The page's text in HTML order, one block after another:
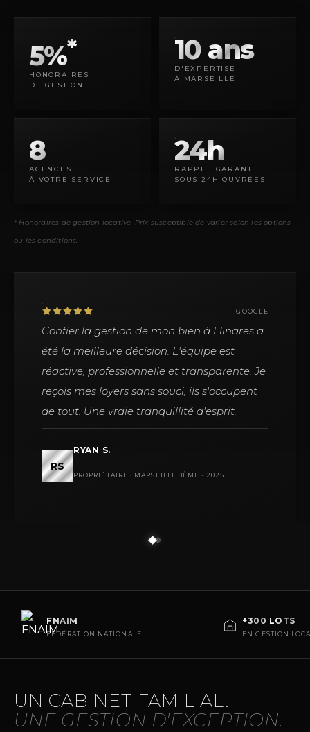
5%*
HONORAIRES
DE GESTION
10 ans
D'EXPERTISE
À MARSEILLE
8
AGENCES
À VOTRE SERVICE
24h
RAPPEL GARANTI
SOUS 24H OUVRÉES
* Honoraires de gestion locative. Prix susceptible de varier selon les options
ou les conditions.
GOOGLE
Confier la gestion de mon bien à Llinares a
été la meilleure décision. L'équipe est
réactive, professionnelle et transparente. Je
reçois mes loyers sans souci, ils s'occupent
de tout. Une vraie tranquillité d'esprit.
RS
RYAN S.
PROPRIÉTAIRE · MARSEILLE 8ÈME · 2025
FNAIM
FÉDÉRATION NATIONALE
+300 LOTS
EN GESTION
UN CABINET FAMILIAL.
UNE GESTION D'EXCEPTION.